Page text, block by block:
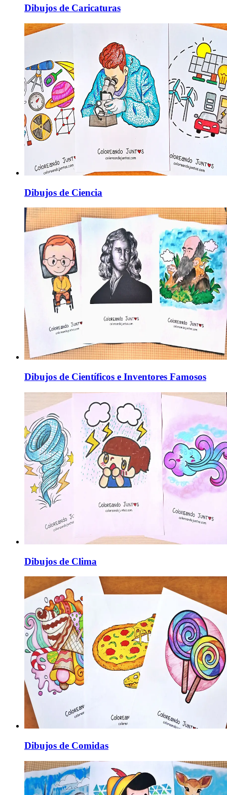
Dibujos de Caricaturas
Dibujos de Ciencia
Dibujos de Científicos e Inventores Famosos
Dibujos de Clima
Dibujos de Comidas